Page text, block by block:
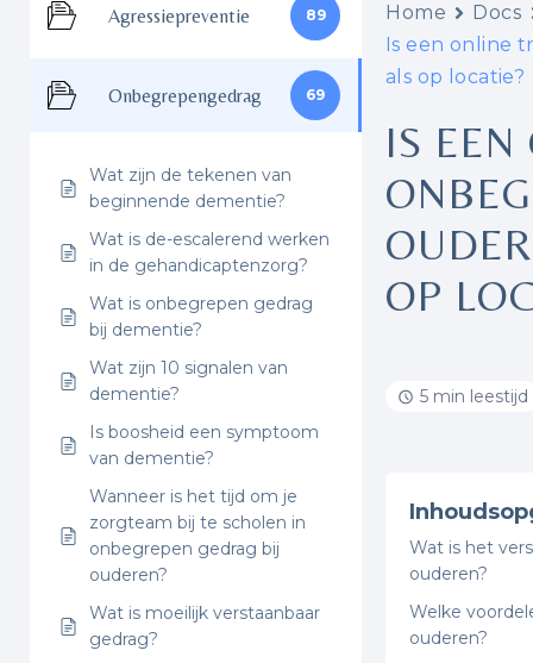
Agressiepreventie 89
Onbegrepengedrag 69
Wat zijn de tekenen van
beginnende dementie?
Wat is de-escalerend werken
in de gehandicaptenzorg?
Wat is onbegrepen gedrag
bij dementie?
Wat zijn 10 signalen van
dementie?
Is boosheid een symptoom
van dementie?
Wanneer is het tijd om je
zorgteam bij te scholen in
onbegrepen gedrag bij
ouderen?
Wat is moeilijk verstaanbaar
gedrag?
Home
Docs
Is een online
als op locatie?
IS
OP
5 min leestijd
Wat is het
ouderen?
Welke
ouderen?